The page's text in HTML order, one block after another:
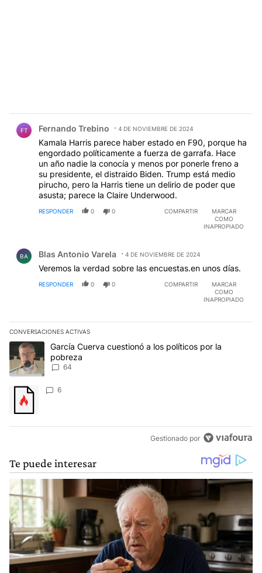
FT Fernando Trebino 4 DE NOVIEMBRE DE 2024
Kamala Harris parece haber estado en F90, porque ha
engordado políticamente a fuerza de garrafa. Hace
un año nadie la conocía y menos por ponerle freno a
su presidente, el distraido Biden. Trump está medio
pirucho, pero la Harris tiene un delirio de poder que
asusta; parece la Claire Underwood.
RESPONDER 0 0 COMPARTIR
MARCAR
COMO
INAPROPIADO
BA Blas Antonio Varela 4 DE NOVIEMBRE DE 2024
Veremos la verdad sobre las encuestas.en unos días.
RESPONDER 0 0 COMPARTIR
MARCAR
COMO
INAPROPIADO
CONVERSACIONES ACTIVAS
Este listado muestra los artículos con más comentarios en los
Un artículo de tendencia con el título "García Cuerva cuestionó
García Cuerva cuestionó a los políticos por la
pobreza
64
Un artículo de tendencia con el título "" con 6 comentarios.
6
Gestionado por